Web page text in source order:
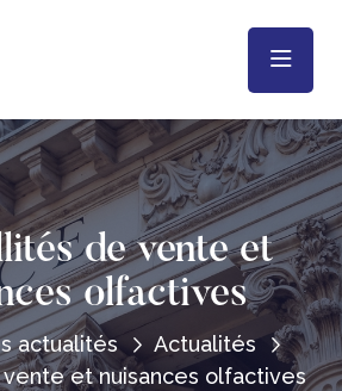
de vente et
olfactives
actualités
Actualités
et nuisances olfactives